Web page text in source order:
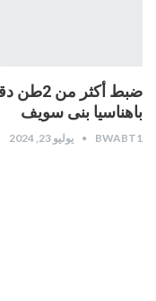
ضبط
باهناسيا بنى سويف
BWABT1 يوليو 23, 2024